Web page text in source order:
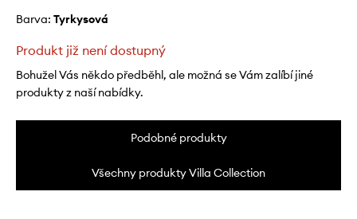
Barva: tyrkysová
Produkt již není dostupný
Bohužel Vás někdo předběhl, ale možná se Vám zalíbí jiné
produkty z naší nabídky.
Podobné produkty
Všechny produkty Villa Collection